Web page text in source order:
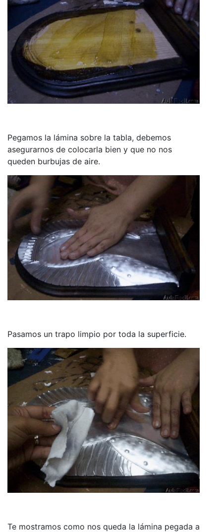
Pegamos la lámina sobre la tabla, debemos
asegurarnos de colocarla bien y que no nos
queden burbujas de aire.
Pasamos un trapo limpio por toda la superficie.
Te mostramos como nos queda la lámina pegada a